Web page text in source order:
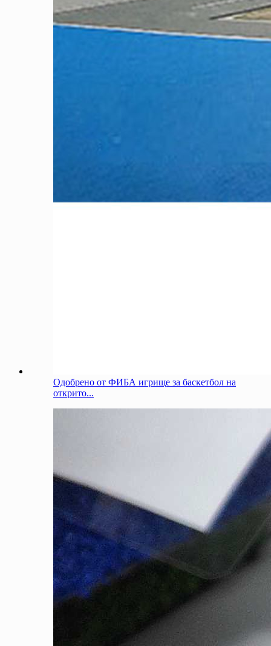
Одобрено от ФИБА игрище за баскетбол на
открито...